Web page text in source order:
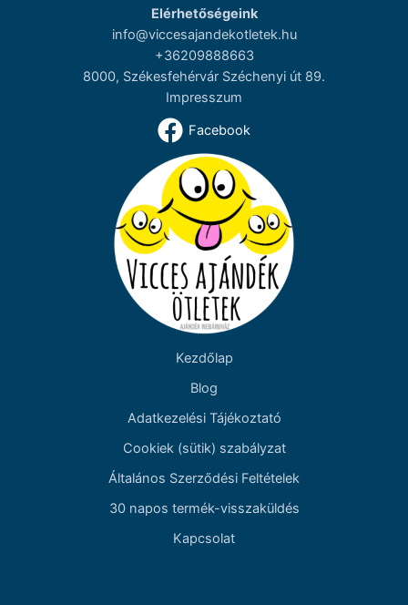
Elérhetőségeink
info@viccesajandekotletek.hu
+36209888663
8000, Székesfehérvár Széchenyi út 89.
Impresszum
Facebook
Kezdőlap
Blog
Adatkezelési Tájékoztató
Cookiek (sütik) szabályzat
Általános Szerződési Feltételek
30 napos termék-visszaküldés
Kapcsolat